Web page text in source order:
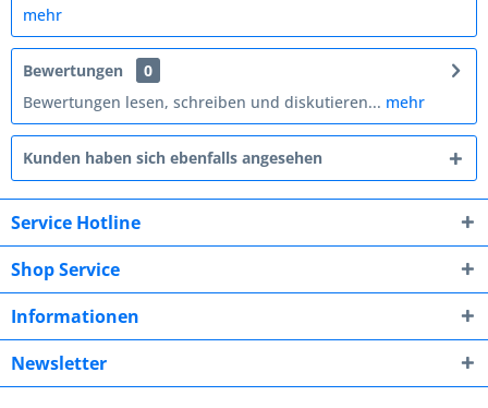
mehr
Bewertungen
0
Bewertungen lesen, schreiben und diskutieren... mehr
Kunden haben sich ebenfalls angesehen
Service Hotline
Shop Service
Informationen
Newsletter